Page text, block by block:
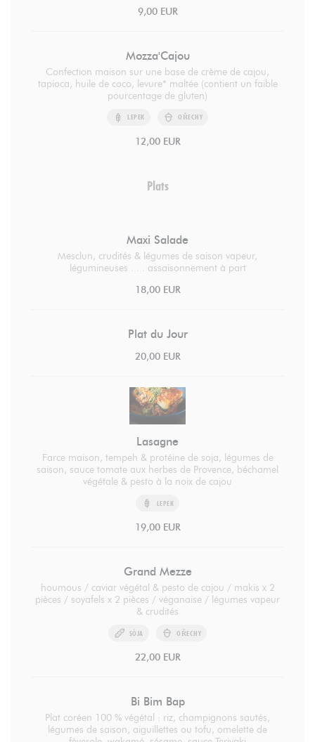
9,00 EUR
Mozza'Cajou
Confection maison sur une base de crème de cajou,
tapioca, huile de coco, levure* maltée (contient un faible
pourcentage de gluten)
LEPEK OŘECHY
12,00 EUR
Plats
Maxi Salade
Mesclun, crudités & légumes de saison vapeur,
légumineuses . . . assaisonnement à part
18,00 EUR
Plat du Jour
20,00 EUR
Lasagne
Farce maison, tempeh & protéine de soja, légumes de
saison, sauce tomate aux herbes de Provence, béchamel
végétale & pesto à la noix de cajou
LEPEK
19,00 EUR
Grand Mezze
houmous / caviar végétal & pesto de cajou / makis x 2
pièces / soyafels x 2 pièces / véganaise / légumes vapeur
& crudités
SÓJA OŘECHY
22,00 EUR
Bi Bim Bap
Plat coréen 100 % végétal : riz, champignons sautés,
légumes de saison, aiguillettes ou tofu, omelette de